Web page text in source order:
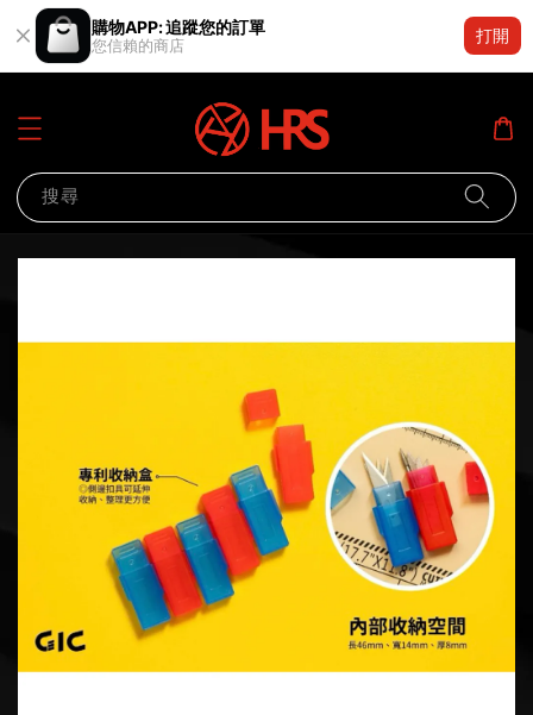
購物APP: 追蹤您的訂單
您信賴的商店
打開
搜尋